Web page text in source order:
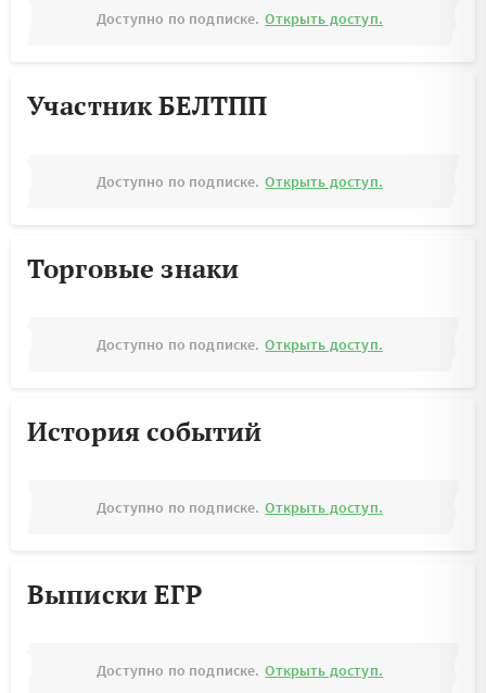
Доступно по подписке. Открыть доступ.
Участник БЕЛТПП
Доступно по подписке. Открыть доступ.
Торговые знаки
Доступно по подписке. Открыть доступ.
История событий
Доступно по подписке. Открыть доступ.
Выписки ЕГР
Доступно по подписке. Открыть доступ.